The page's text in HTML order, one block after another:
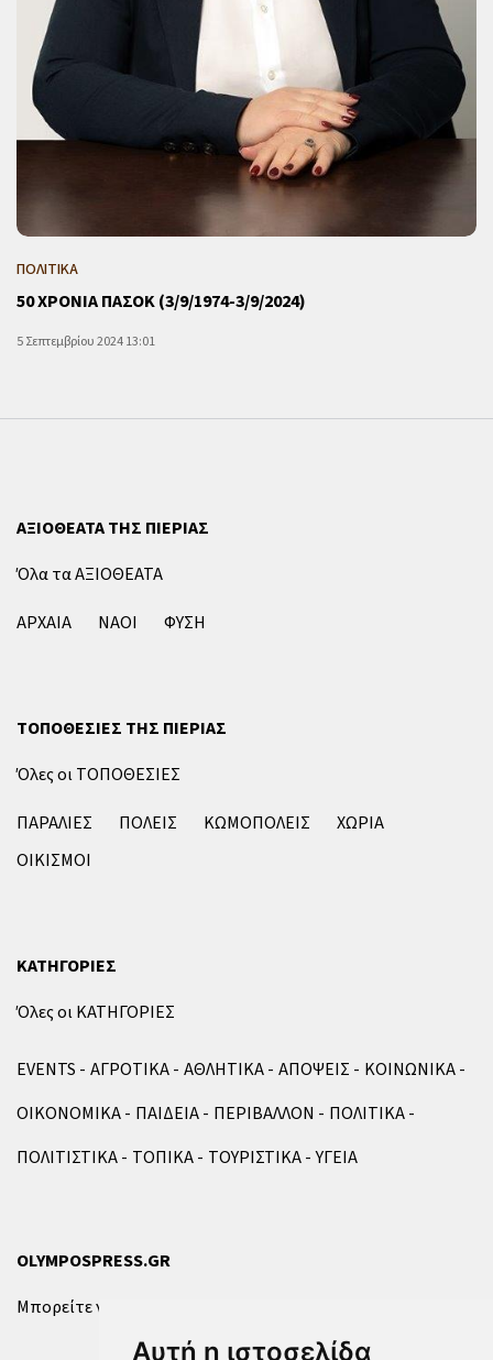
Αυτή η ιστοσελίδα
ΠΟΛΙΤΙΚΑ
50 ΧΡΟΝΙΑ ΠΑΣΟΚ (3/9/1974-3/9/2024)
5 Σεπτεμβρίου 2024 13:01
ΑΞΙΟΘΕΑΤΑ ΤΗΣ ΠΙΕΡΙΑΣ
Όλα τα ΑΞΙΟΘΕΑΤΑ
ΑΡΧΑΙΑ
ΝΑΟΙ ΦΥΣΗ
ΤΟΠΟΘΕΣΙΕΣ ΤΗΣ ΠΙΕΡΙΑΣ
Όλες οι ΤΟΠΟΘΕΣΙΕΣ
ΠΑΡΑΛΙΕΣ
ΠΟΛΕΙΣ ΚΩΜΟΠΟΛΕΙΣ
ΧΩΡΙΑ
ΟΙΚΙΣΜΟΙ
ΚΑΤΗΓΟΡΙΕΣ
Όλες οι ΚΑΤΗΓΟΡΙΕΣ
EVENTS ΑΓΡΟΤΙΚΑ ΑΘΛΗΤΙΚΑ ΑΠΟΨΕΙΣ
ΚΟΙΝΩΝΙΚΑ
ΟΙΚΟΝΟΜΙΚΑ
ΠΑΙΔΕΙΑ ΠΕΡΙΒΑΛΛΟΝ
ΠΟΛΙΤΙΚΑ
ΠΟΛΙΤΙΣΤΙΚΑ
ΤΟΠΙΚΑ ΤΟΥΡΙΣΤΙΚΑ ΥΓΕΙΑ
OLYMPOSPRESS.GR
Μπορείτε να επικοινωνήσετε μαζί μας μέσω της